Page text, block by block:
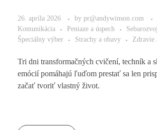
26. apríla 2026 by pr@andywinson.com
Komunikácia
Peniaze a úspech
Sebarozvoj
Špeciálny výber
Strachy a obavy Zdravie
Tri dni transformačných cvičení, techník a
emócií pomáhajú ľuďom prestať sa len
začať tvoriť vlastný život.